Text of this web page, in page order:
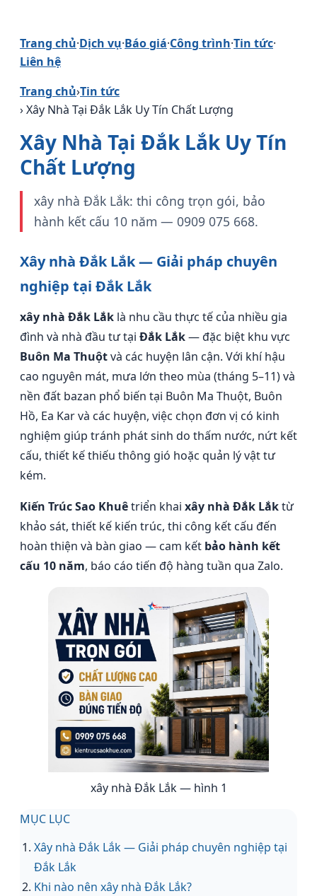
Trang chủ·Dịch vụ·Báo giá·Công trình·Tin tức·
Liên hệ
Trang chủ›Tin tức
› Xây Nhà Tại Đắk Lắk Uy Tín Chất Lượng
Xây Nhà Tại Đắk Lắk Uy Tín
Chất Lượng
xây nhà Đắk Lắk: thi công trọn gói, bảo
hành kết cấu 10 năm — 0909 075 668.
Xây nhà Đắk Lắk — Giải pháp chuyên
nghiệp tại Đắk Lắk
xây nhà Đắk Lắk là nhu cầu thực tế của nhiều gia
đình và nhà đầu tư tại Đắk Lắk— đặc biệt khu vực
Buôn Ma Thuộtvà các huyện lân cận. Với khí hậu
cao nguyên mát, mưa lớn theo mùa (tháng 5–11) và
nền đất bazan phổ biến tại Buôn Ma Thuột, Buôn
Hồ, Ea Kar và các huyện, việc chọn đơn vị có kinh
nghiệm giúp tránh phát sinh do thấm nước, nứt kết
cấu, thiết kế thiếu thông gió hoặc quản lý vật tư
kém.
Kiến Trúc Sao Khuêtriển khai xây nhà Đắk Lắktừ
khảo sát, thiết kế kiến trúc, thi công kết cấu đến
hoàn thiện và bàn giao — cam kết bảo hành kết
cấu 10 năm, báo cáo tiến độ hàng tuần qua Zalo.
xây nhà Đắk Lắk — hình 1
MỤC LỤC
Xây nhà Đắk Lắk — Giải pháp chuyên nghiệp tại
Đắk Lắk
Khi nào nên xây nhà Đắk Lắk?